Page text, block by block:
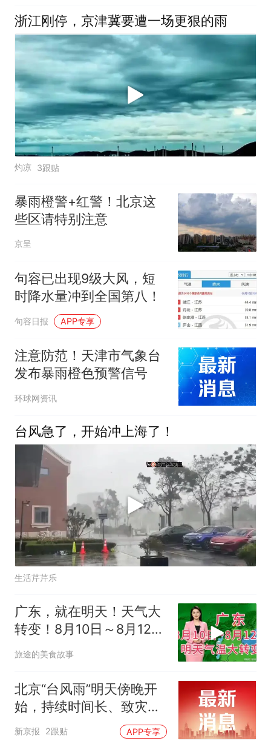
浙江刚停，京津冀要遭一场更狠的雨
灼凉 3跟贴
暴雨橙警+红警！北京这
些区请特别注意
京呈
句容已出现9级大风，短
时降水量冲到全国第八！
句容日报 APP专享
注意防范！天津市气象台
发布暴雨橙色预警信号
环球网资讯
台风急了，开始冲上海了！
生活芹芹乐
广东，就在明天！天气大
转变！8月10日～8月12日
天气预报
旅途的美食故事
北京“台风雨”明天傍晚开
始，持续时间长、致灾风
险高
新京报 2跟贴 APP专享